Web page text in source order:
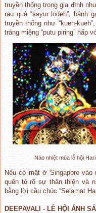
truyền thống trong gia đình
rau quả “sayur lodeh”, bánh
truyền thống như “kueh-
tráng miệng “putu piring” hấp
Náo nhiệt mùa lễ hội
Nếu có mặt ở Singapore
quên tỏ rõ sự thân thiện và
bằng lời cầu chúc “Selamat
DEEPAVALI - LỄ HỘI ÁNH